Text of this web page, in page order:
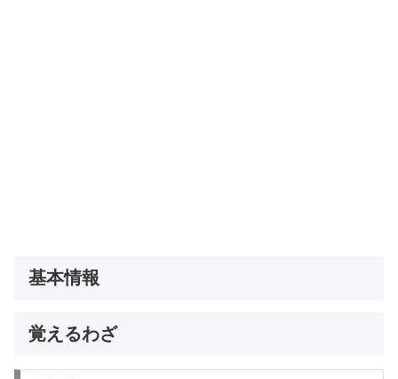
基本情報
覚えるわざ